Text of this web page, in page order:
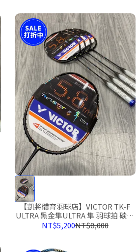
【凱將體育羽球店】VICTOR TK-F
ULTRA 黑金隼ULTRA 隼 羽球拍 碳纖
維 高階 進攻拍
NT$5,200NT$8,000